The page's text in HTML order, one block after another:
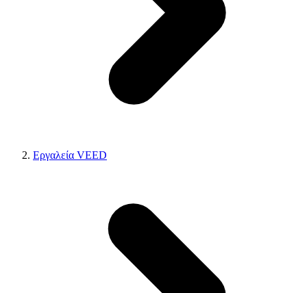
Εργαλεία VEED